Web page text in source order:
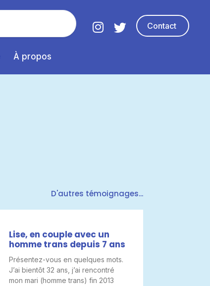
Contact
À propos
D'autres témoignages...
Lise, en couple avec un
homme trans depuis 7 ans
Présentez-vous en quelques mots.
J’ai bientôt 32 ans, j’ai rencontré
mon mari (homme trans) fin 2013